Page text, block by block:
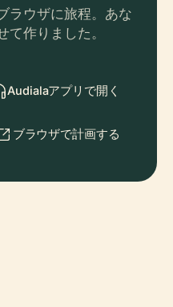
ラウザに旅程。あな
作りました。
Audialaアプリで開く
ブラウザで計画する